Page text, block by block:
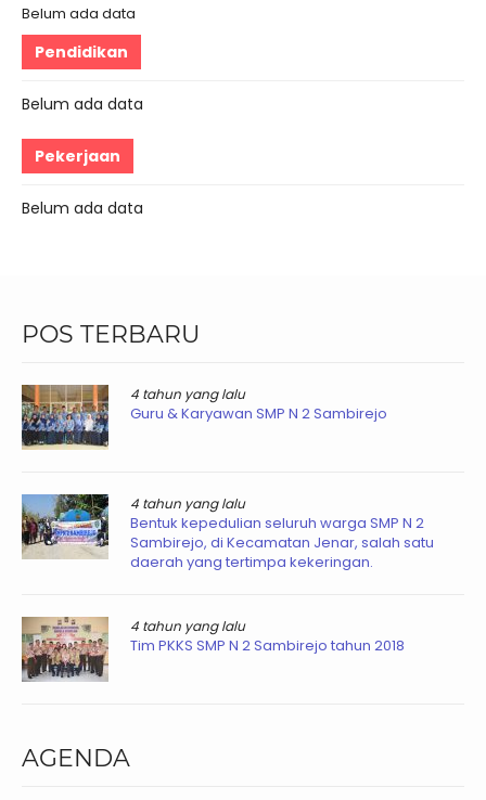
Belum ada data
Pendidikan
Belum ada data
Pekerjaan
Belum ada data
POS TERBARU
4 tahun yang lalu
Guru & Karyawan SMP N 2 Sambirejo
4 tahun yang lalu
Bentuk kepedulian seluruh warga SMP N 2
Sambirejo, di Kecamatan Jenar, salah satu
daerah yang tertimpa kekeringan.
4 tahun yang lalu
Tim PKKS SMP N 2 Sambirejo tahun 2018
AGENDA